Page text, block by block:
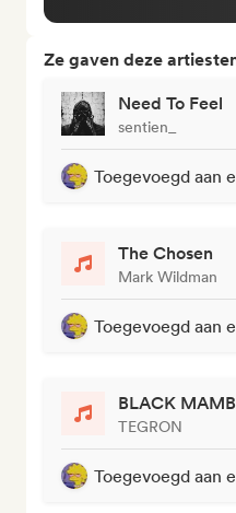
Ze gaven deze
Need To Feel
sentien_
Toegevoegd aan
The Chosen
Mark Wildman
Toegevoegd aan
BLACK
TEGRON
Toegevoegd aan